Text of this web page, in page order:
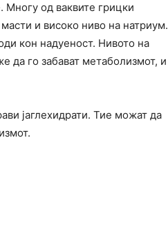
од ваквите грицки
и високо ниво на натриум.
кон надуеност. Нивото на
да го забават метаболизмот, и
јаглехидрати. Тие можат да